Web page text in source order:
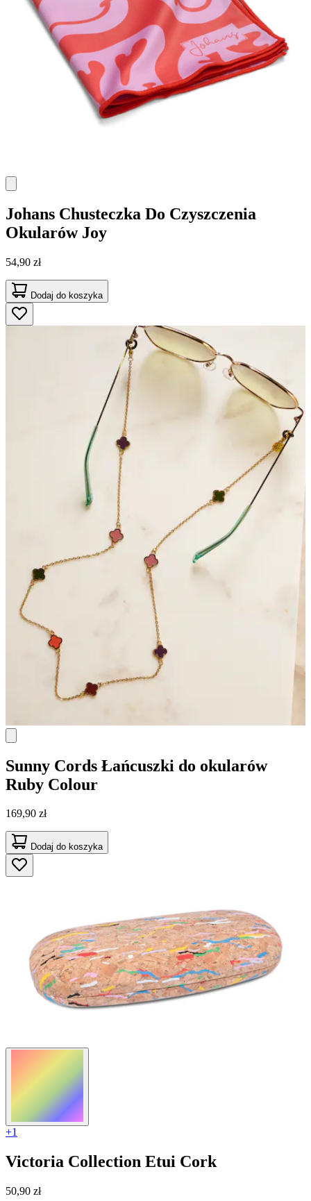
Johans Chusteczka Do Czyszczenia
Okularów Joy
54,90 zł
Dodaj do koszyka
Sunny Cords Łańcuszki do okularów
Ruby Colour
169,90 zł
Dodaj do koszyka
+1
Victoria Collection Etui Cork
50,90 zł